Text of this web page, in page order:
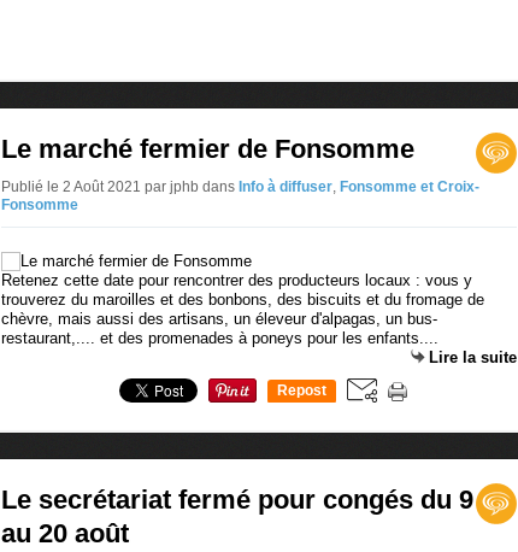
Le marché fermier de Fonsomme
Publié le 2 Août 2021 par jphb dans Info à diffuser, Fonsomme et Croix-
Fonsomme
Retenez cette date pour rencontrer des producteurs locaux : vous y
trouverez du maroilles et des bonbons, des biscuits et du fromage de
chèvre, mais aussi des artisans, un éleveur d'alpagas, un bus-
restaurant,.... et des promenades à poneys pour les enfants....
Lire la suite
Repost
Le secrétariat fermé pour congés du 9
au 20 août